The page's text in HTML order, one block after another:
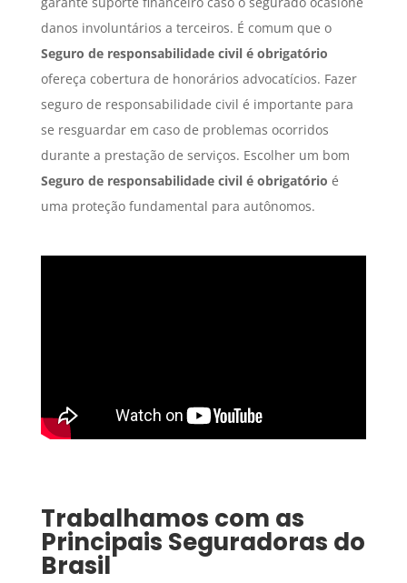
danos involuntários a terceiros. É comum que o
Seguro de responsabilidade civil é obrigatório
ofereça cobertura de honorários advocatícios. Fazer
seguro de responsabilidade civil é importante para
se resguardar em caso de problemas ocorridos
durante a prestação de serviços. Escolher um bom
Seguro de responsabilidade civil é obrigatório é
uma proteção fundamental para autônomos.
Trabalhamos com as
Principais Seguradoras do
Brasil